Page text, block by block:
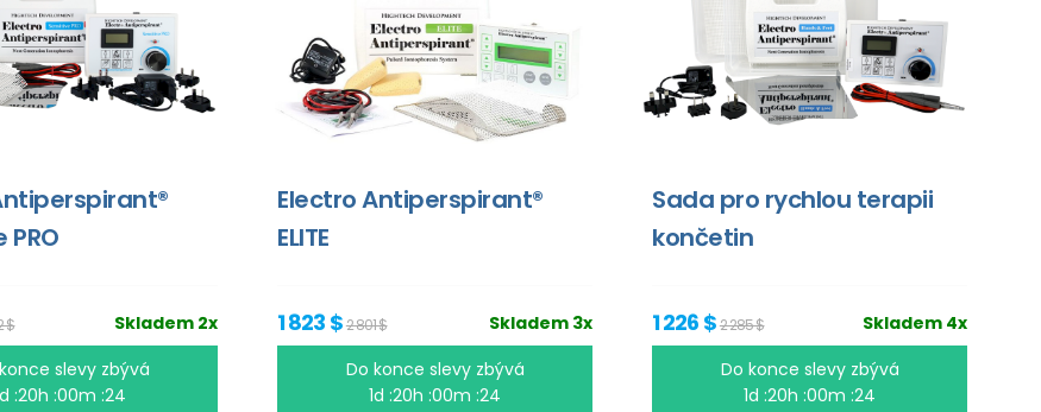
Skladem 2x
$
slevy zbývá
:20h :00m :24
Electro Antiperspirant®
ELITE
Skladem 3x
1 823 $2 801 $
Do konce slevy zbývá
1d :20h :00m :24
Sada pro rychlou terapii
končetin
Skladem 4x
1 226 $2 285 $
Do konce slevy zbývá
1d :20h :00m :24